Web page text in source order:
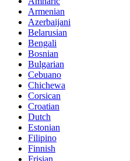
Armenian
Azerbaijani
Belarusian
Bengali
Bosnian
Bulgarian
Cebuano
Chichewa
Corsican
Croatian
Dutch
Estonian
Filipino
Finnish